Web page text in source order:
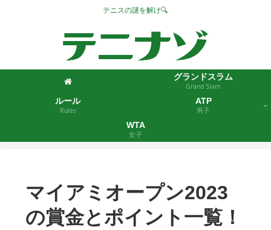
テニスの謎を解け🔍
グランドスラム
Grand Slam
ルール
Rules
ATP
男子
WTA
女子
マイアミオープン2023
の賞金とポイント一覧！